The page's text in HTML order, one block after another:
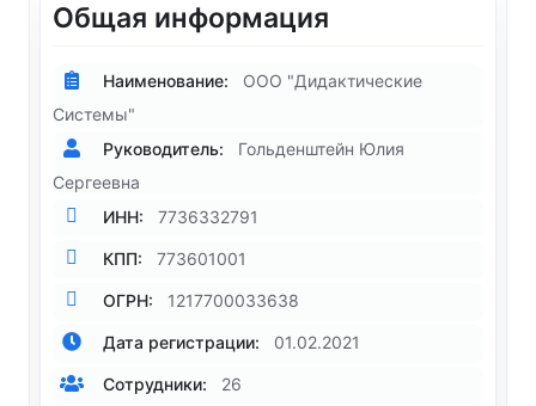
Общая информация
Наименование:
ООО "Дидактические
Системы"
Руководитель:
Гольденштейн Юлия
Сергеевна
ИНН:
7736332791
КПП: 773601001
ОГРН: 1217700033638
Дата регистрации: 01.02.2021
Сотрудники: 26